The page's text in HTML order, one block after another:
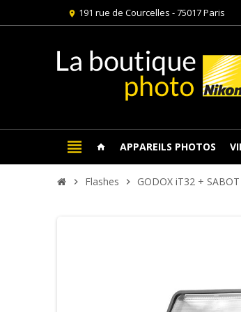
location_on 191 rue de Courcelles - 75017 Paris
view_headline home APPAREILS PHOTOS
chevron_right Flashes chevron_right GODOX iT32 +